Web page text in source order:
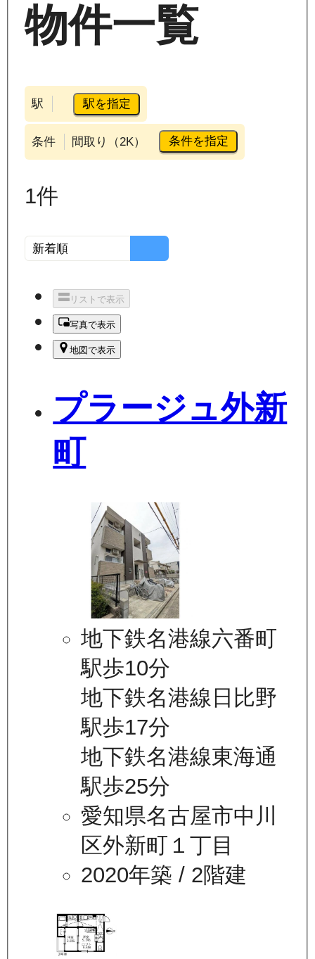
物件一覧
駅 駅を指定
条件 間取り（2K） 条件を指定
1件
リストで表示
写真で表示
地図で表示
プラージュ外新
町
地下鉄名港線六番町
駅歩10分
地下鉄名港線日比野
駅歩17分
地下鉄名港線東海通
駅歩25分
愛知県名古屋市中川
区外新町１丁目
2020年築 / 2階建